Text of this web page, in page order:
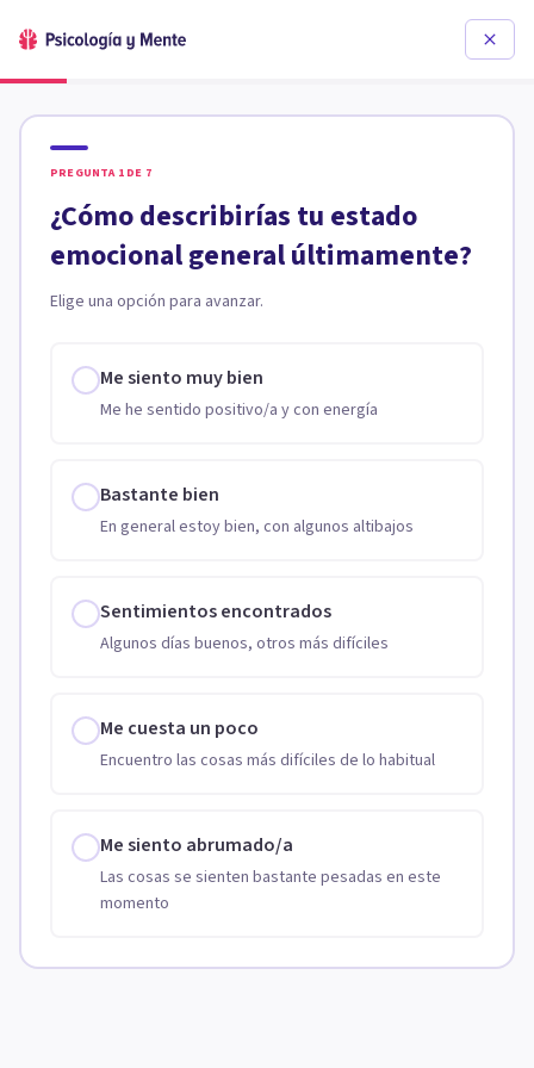
PREGUNTA 1 DE 7
¿Cómo describirías tu estado
emocional general últimamente?
Elige una opción para avanzar.
Me siento muy bien
Me he sentido positivo/a y con energía
Bastante bien
En general estoy bien, con algunos altibajos
Sentimientos encontrados
Algunos días buenos, otros más difíciles
Me cuesta un poco
Encuentro las cosas más difíciles de lo habitual
Me siento abrumado/a
Las cosas se sienten bastante pesadas en este
momento